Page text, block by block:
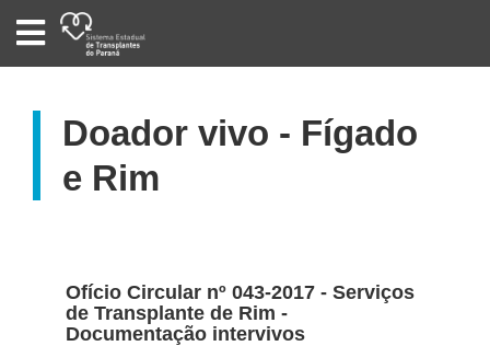
SISTEMA
ESTADUAL
TRANSPLANTES
Doador vivo - Fígado
e Rim
Ofício Circular nº 043-2017 - Serviços
de Transplante de Rim -
Documentação intervivos